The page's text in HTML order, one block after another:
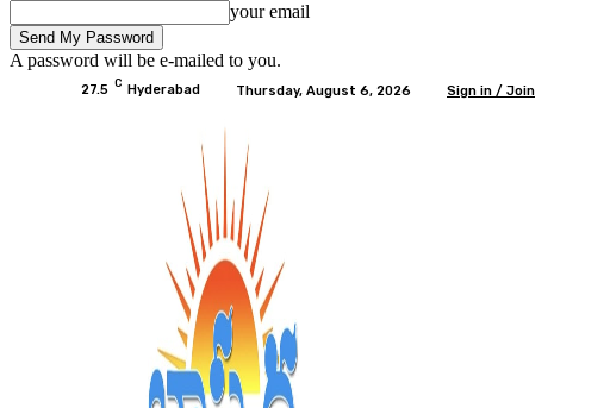
your email
A password will be e-mailed to you.
27.5 C Hyderabad Thursday, August 6, 2026 Sign in / Join